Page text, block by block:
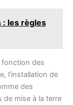
: les règles
fonction des
l’installation de
des
mise à la terre